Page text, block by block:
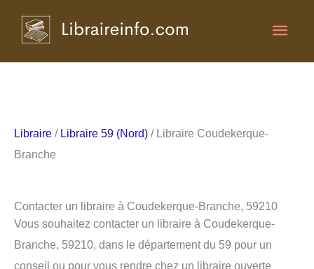
Libraire / Libraire 59 (Nord) / Libraire Coudekerque-
Branche
Contacter un libraire à Coudekerque-Branche, 59210
Vous souhaitez contacter un libraire à Coudekerque-
Branche, 59210, dans le département du 59 pour un
conseil ou pour vous rendre chez un libraire ouverte